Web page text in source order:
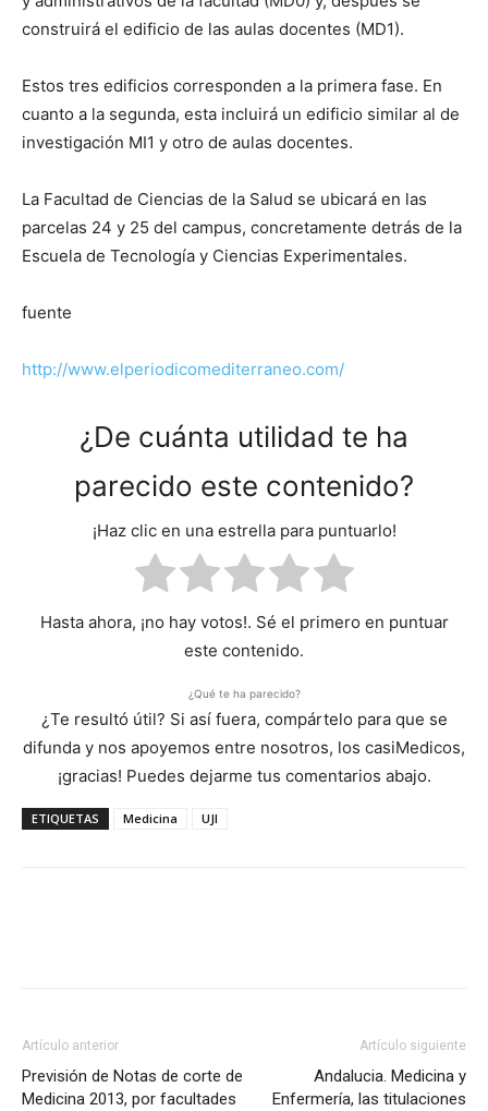
construirá el edificio de las aulas docentes (MD1).
Estos tres edificios corresponden a la primera fase. En
cuanto a la segunda, esta incluirá un edificio similar al de
investigación MI1 y otro de aulas docentes.
La Facultad de Ciencias de la Salud se ubicará en las
parcelas 24 y 25 del campus, concretamente detrás de la
Escuela de Tecnología y Ciencias Experimentales.
fuente
http://www.elperiodicomediterraneo.com/
¿De cuánta utilidad te ha
parecido este contenido?
¡Haz clic en una estrella para puntuarlo!
Hasta ahora, ¡no hay votos!. Sé el primero en puntuar
este contenido.
¿Qué te ha parecido?
¿Te resultó útil? Si así fuera, compártelo para que se
difunda y nos apoyemos entre nosotros, los casiMedicos,
¡gracias! Puedes dejarme tus comentarios abajo.
ETIQUETAS Medicina UJI
Artículo anterior
Previsión de Notas de corte de
Medicina 2013, por facultades
Artículo siguiente
Andalucia. Medicina y
Enfermería, las titulaciones